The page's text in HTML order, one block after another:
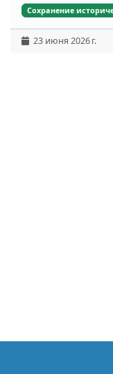
Сохранение
23 июня 2026 г.